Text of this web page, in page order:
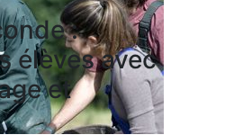
:
élèves avec
et